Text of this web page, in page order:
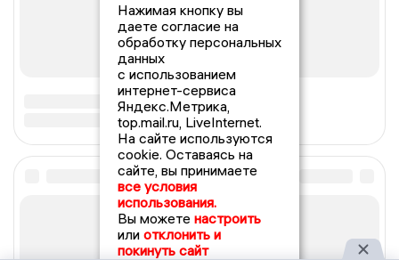
Нажимая кнопку вы
даете согласие на
обработку персональных
данных
с использованием
интернет-сервиса
Яндекс.Метрика,
top.mail.ru, LiveInternet.
На сайте используются
cookie. Оставаясь на
сайте, вы принимаете
все условия
использования.
Вы можете настроить
или отклонить и
покинуть сайт